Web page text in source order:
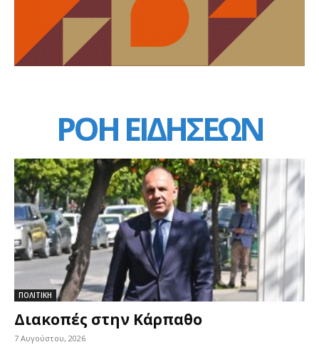
ΡΟΗ ΕΙΔΗΣΕΩΝ
ΠΟΛΙΤΙΚΗ
Διακοπές στην Κάρπαθο
7 Αυγούστου, 2026